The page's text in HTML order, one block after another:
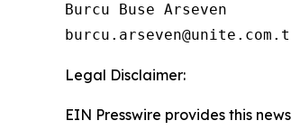
Burcu Buse Arseven
Legal Disclaimer:
EIN Presswire provides this